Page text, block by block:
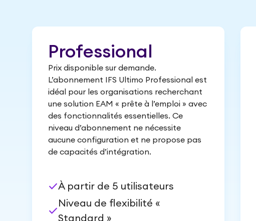
Professional
Prix disponible sur demande.
L’abonnement IFS Ultimo Professional est
idéal pour les organisations recherchant
une solution EAM « prête à l’emploi » avec
des fonctionnalités essentielles. Ce
niveau d’abonnement ne nécessite
aucune configuration et ne propose pas
de capacités d’intégration.
checkÀ partir de 5 utilisateurs
check
Niveau de flexibilité «
Standard »